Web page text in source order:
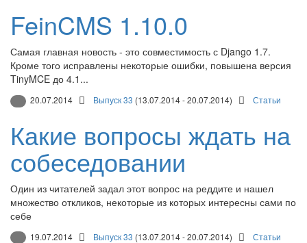
FeinCMS 1.10.0
Самая главная новость - это совместимость с Django 1.7.
Кроме того исправлены некоторые ошибки, повышена версия
TinyMCE до 4.1...
20.07.2014 Выпуск 33 (13.07.2014 - 20.07.2014) Статьи
Какие вопросы ждать на
собеседовании
Один из читателей задал этот вопрос на реддите и нашел
множество откликов, некоторые из которых интересны сами по
себе
19.07.2014 Выпуск 33 (13.07.2014 - 20.07.2014) Статьи